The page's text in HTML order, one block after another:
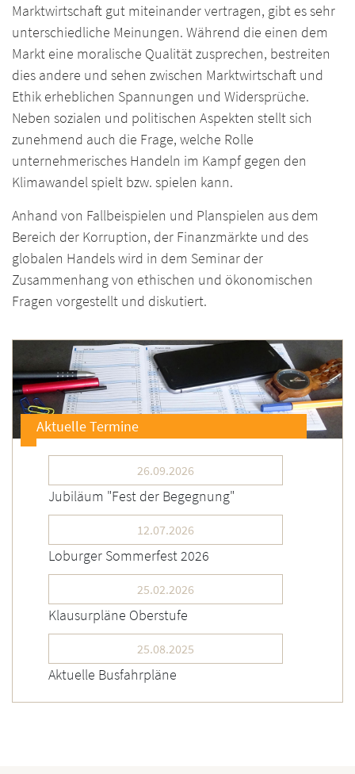
Marktwirtschaft gut miteinander vertragen, gibt es sehr
unterschiedliche Meinungen. Während die einen dem
Markt eine moralische Qualität zusprechen, bestreiten
dies andere und sehen zwischen Marktwirtschaft und
Ethik erheblichen Spannungen und Widersprüche.
Neben sozialen und politischen Aspekten stellt sich
zunehmend auch die Frage, welche Rolle
unternehmerisches Handeln im Kampf gegen den
Klimawandel spielt bzw. spielen kann.
Anhand von Fallbeispielen und Planspielen aus dem
Bereich der Korruption, der Finanzmärkte und des
globalen Handels wird in dem Seminar der
Zusammenhang von ethischen und ökonomischen
Fragen vorgestellt und diskutiert.
Aktuelle Termine
26.09.2026
Jubiläum "Fest der Begegnung"
12.07.2026
Loburger Sommerfest 2026
25.02.2026
Klausurpläne Oberstufe
25.08.2025
Aktuelle Busfahrpläne